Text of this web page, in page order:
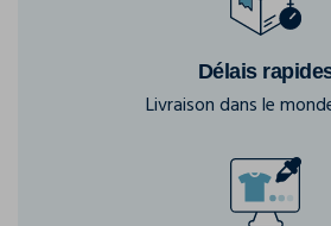
Délais
Livraison dans le